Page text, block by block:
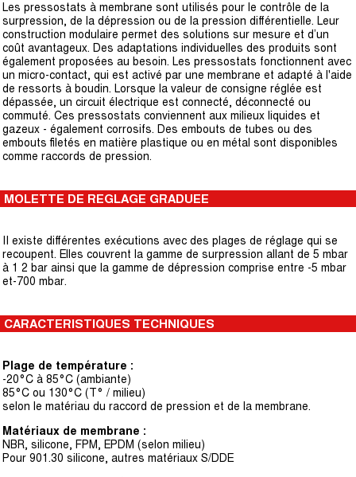
Les pressostats à membrane sont utilisés pour le contrôle de la
surpression, de la dépression ou de la pression différentielle. Leur
construction modulaire permet des solutions sur mesure et d’un
coût avantageux. Des adaptations individuelles des produits sont
également proposées au besoin. Les pressostats fonctionnent avec
un micro-contact, qui est activé par une membrane et adapté à l'aide
de ressorts à boudin. Lorsque la valeur de consigne réglée est
dépassée, un circuit électrique est connecté, déconnecté ou
commuté. Ces pressostats conviennent aux milieux liquides et
gazeux - également corrosifs. Des embouts de tubes ou des
embouts filetés en matière plastique ou en métal sont disponibles
comme raccords de pression.
MOLETTE DE REGLAGE GRADUEE
II existe différentes exécutions avec des plages de réglage qui se
recoupent. Elles couvrent la gamme de surpression allant de 5 mbar
à 1 2 bar ainsi que la gamme de dépression comprise entre -5 mbar
et-700 mbar.
CARACTERISTIQUES TECHNIQUES
Plage de température :
-20°C à 85°C (ambiante)
85°C ou 130°C (T° / milieu)
selon le matériau du raccord de pression et de la membrane.
Matériaux de membrane :
NBR, silicone, FPM, EPDM (selon milieu)
Pour 901.30 silicone, autres matériaux S/DDE